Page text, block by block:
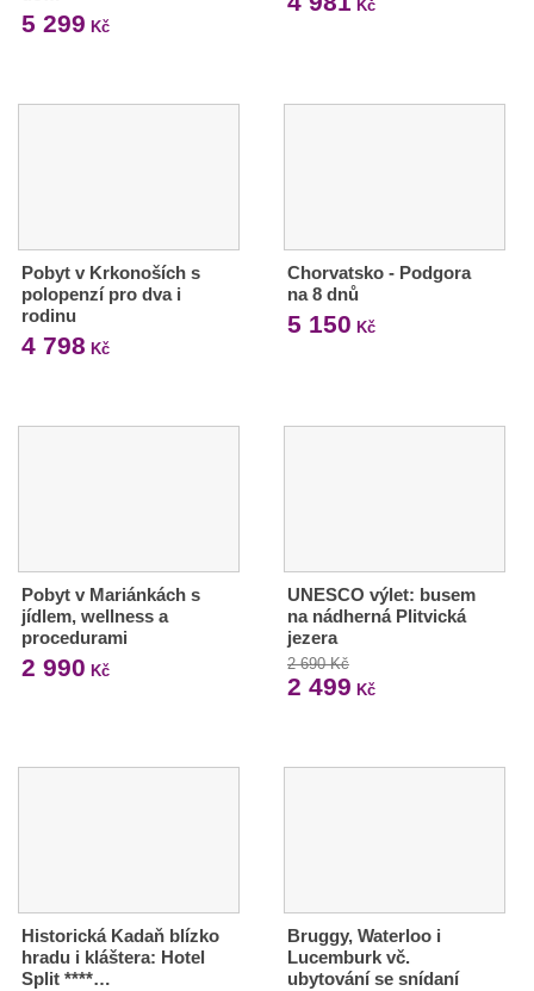
5 299 Kč
Kč
Pobyt v Krkonoších s
polopenzí pro dva i
rodinu
4 798 Kč
Chorvatsko - Podgora
na 8 dnů
5 150 Kč
Pobyt v Mariánkách s
jídlem, wellness a
procedurami
2 990 Kč
UNESCO výlet: busem
na nádherná Plitvická
jezera
2 690 Kč
2 499 Kč
Historická Kadaň blízko
hradu i kláštera: Hotel
Split ****…
Bruggy, Waterloo i
Lucemburk vč.
ubytování se snídaní